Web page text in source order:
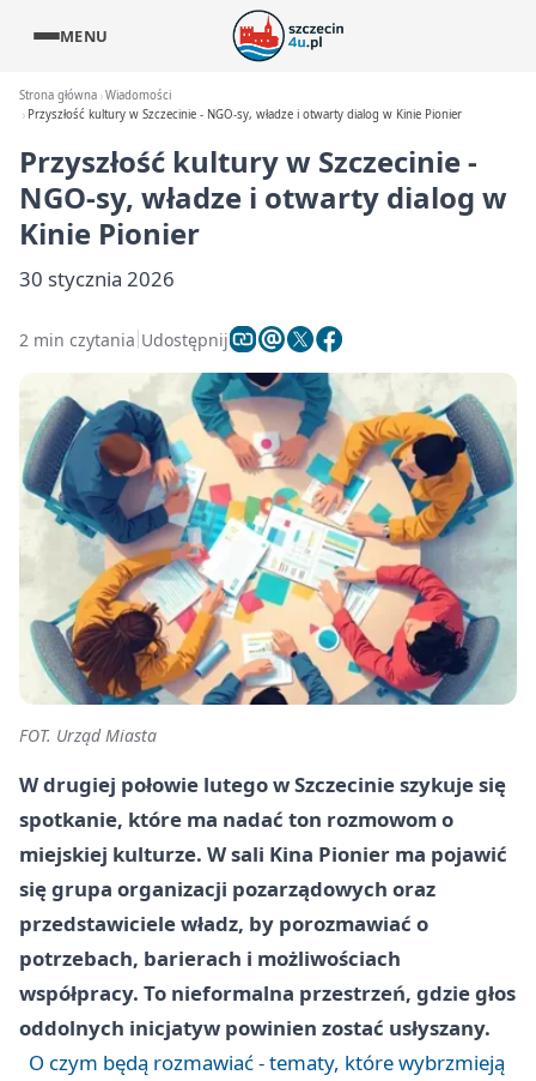
MENU
Strona główna Wiadomości
Przyszłość kultury w Szczecinie - NGO-sy, władze i otwarty dialog w Kinie Pionier
Przyszłość kultury w Szczecinie -
NGO-sy, władze i otwarty dialog w
Kinie Pionier
30 stycznia 2026
2 min czytania Udostępnij
FOT. Urząd Miasta
W drugiej połowie lutego w Szczecinie szykuje się
spotkanie, które ma nadać ton rozmowom o
miejskiej kulturze. W sali Kina Pionier ma pojawić
się grupa organizacji pozarządowych oraz
przedstawiciele władz, by porozmawiać o
potrzebach, barierach i możliwościach
współpracy. To nieformalna przestrzeń, gdzie głos
oddolnych inicjatyw powinien zostać usłyszany.
O czym będą rozmawiać - tematy, które wybrzmieją